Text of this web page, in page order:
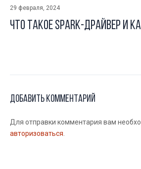
29 февраля, 2024
Что такое Spark-драйвер и
Добавить комментарий
Для отправки комментария вам
авторизоваться